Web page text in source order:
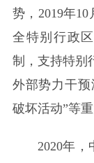
势，2019年
全特别行政
制，支持特别
外部势力干预
破坏活动”等重
2020年，中